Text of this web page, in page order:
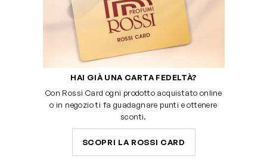
HAI GIÀ UNA CARTA FEDELTÀ?
Con Rossi Card ogni prodotto acquistato online
o in negozio ti fa guadagnare punti e ottenere
sconti.
SCOPRI LA ROSSI CARD